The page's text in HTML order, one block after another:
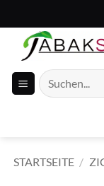
Inhalt
springen
Suche
nach:
STARTSEITE /